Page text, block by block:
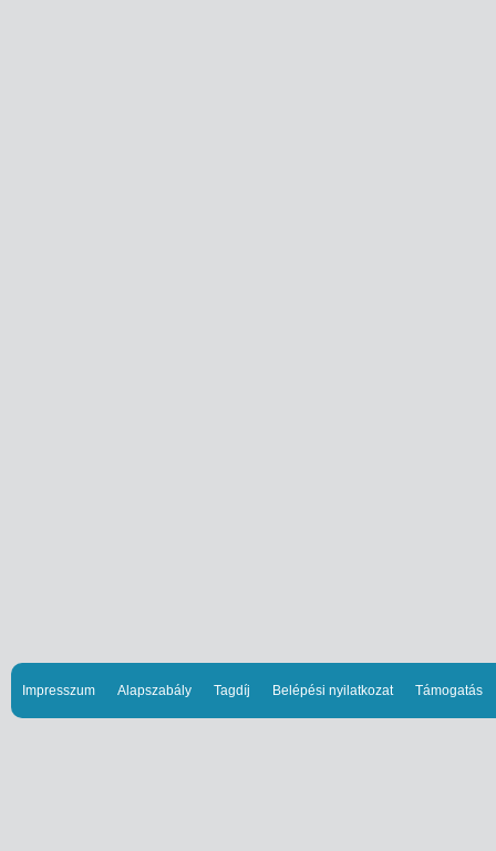
Impresszum Alapszabály Tagdíj Belépési nyilatkozat Támogatás